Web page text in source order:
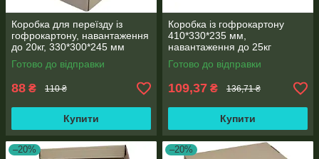
Коробка для переїзду із
гофрокартону, навантаження
до 20кг, 330*300*245 мм
Готово до відправки
88 ₴ 110 ₴
Купити
Коробка із гофрокартону
410*330*235 мм,
навантаження до 25кг
Готово до відправки
109,37 ₴ 136,71 ₴
Купити
–20% –20%